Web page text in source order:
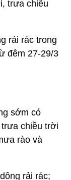
trưa chiều
rải rác trong
đêm 27-29/3
sớm có
chiều trời
rào và
rải rác;